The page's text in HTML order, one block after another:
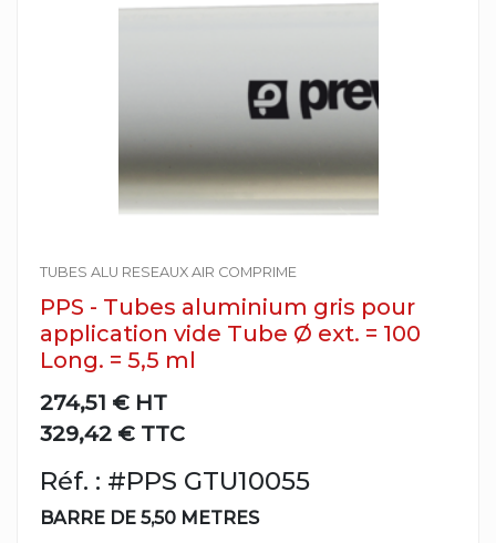
TUBES ALU RESEAUX AIR COMPRIME
PPS - Tubes aluminium gris pour
application vide Tube Ø ext. = 100
Long. = 5,5 ml
274,51 € HT
329,42 € TTC
Réf. : #PPS GTU10055
BARRE DE 5,50 METRES